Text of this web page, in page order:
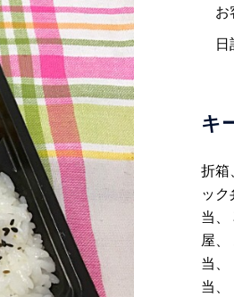
お
キ
折箱
ック
当、
屋、
当、
当、